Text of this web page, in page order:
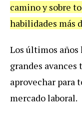
camino y sobre
habilidades más
Los últimos años
grandes avances
aprovechar para
mercado laboral.